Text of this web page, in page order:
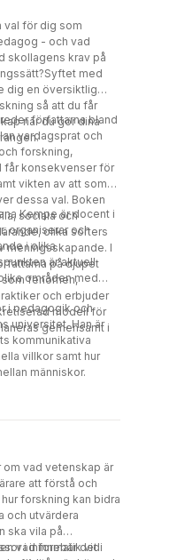
och inte
Boken ger
från en rad
forskare från olika
inom det breda
fältet. Med olika
är
till en skoldebatt
forskning om skola
på skolans
inom
inriktningar,
samt
av debatten om
val för dig som
- och vad
skollagens krav på
med
dig en översiktlig
så att du får
när du gör dina
författarna bland
vardagsprat och
forskning,
får konsekvenser för
vikten av att som
dessa val. Boken
sociala och
olika sorters
meningsskapande. I
på djupet
fenomen,
och erbjuder
modell för
gemensamt i
Kempe är docent i
organiserar och
i olika
är aktuell
områden med
i pedagogik och
universitet. Han är
kommunikativa
villkor samt hur
människor.
om vad vetenskap är
att förstå och
forskning kan bidra
och utvärdera
ska vila på
vad innebär det i
i informatik vid